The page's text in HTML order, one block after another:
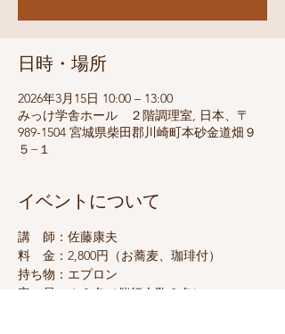
日時・場所
2026年3月15日 10:00 – 13:00
みっけ学舎ホール ２階調理室, 日本、〒
989-1504 宮城県柴田郡川崎町本砂金道畑９
５−１
イベントについて
講　師：佐藤康夫
料　金：2,800円（お蕎麦、珈琲付）
持ち物：エプロン
定　員：１０名（催行人数３名）